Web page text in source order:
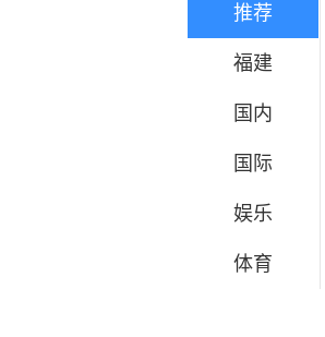
推荐
福建
国内
国际
娱乐
体育